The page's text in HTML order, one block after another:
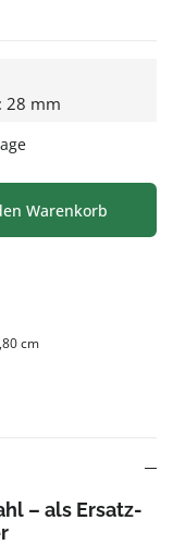
28 mm
Warenkorb
cm
– als Ersatz-